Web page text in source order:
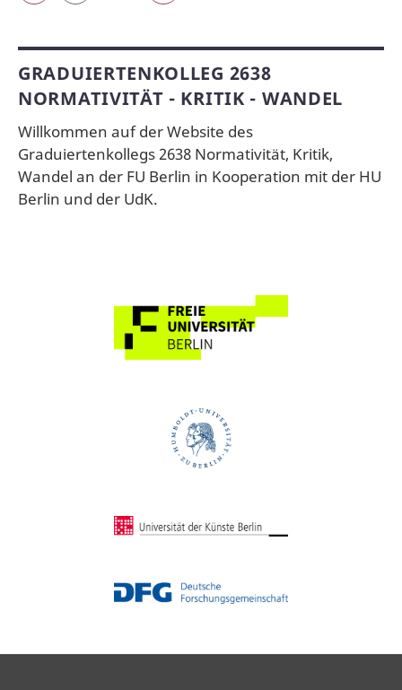
GRADUIERTENKOLLEG 2638
NORMATIVITÄT - KRITIK - WANDEL
Willkommen auf der Website des
Graduiertenkollegs 2638 Normativität, Kritik,
Wandel an der FU Berlin in Kooperation mit der HU
Berlin und der UdK.